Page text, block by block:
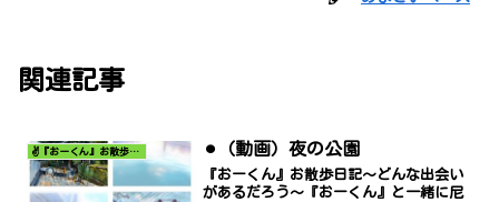
関連記事
✌️『おーくん』お散歩日記〜どんな出会いがあるだろう〜 ⚫︎（動画）夜の公園
『おーくん』お散歩日記〜どんな出会い
があるだろう〜『おーくん』と一緒に尼